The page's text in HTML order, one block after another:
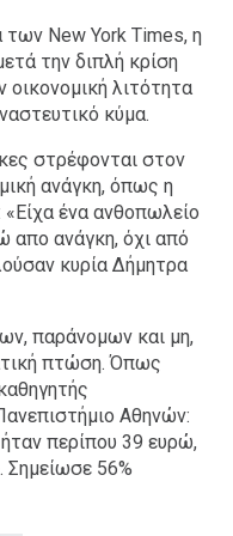
New York Times, η
την διπλή κρίση
οικονομική λιτότητα
κύμα.
στρέφονται στον
ανάγκη, όπως η
ένα ανθοπωλείο
απο ανάγκη, όχι από
κυρία Δήμητρα
παράνομων και μη,
πτώση. Όπως
Αθηνών:
περίπου 39 ευρώ,
Σημείωσε 56%